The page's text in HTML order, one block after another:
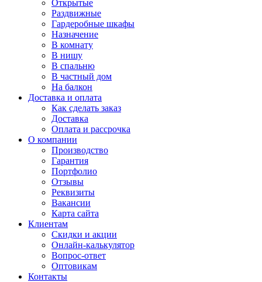
Открытые
Раздвижные
Гардеробные шкафы
Назначение
В комнату
В нишу
В спальню
В частный дом
На балкон
Доставка и оплата
Как сделать заказ
Доставка
Оплата и рассрочка
О компании
Производство
Гарантия
Портфолио
Отзывы
Реквизиты
Вакансии
Карта сайта
Клиентам
Скидки и акции
Онлайн-калькулятор
Вопрос-ответ
Оптовикам
Контакты